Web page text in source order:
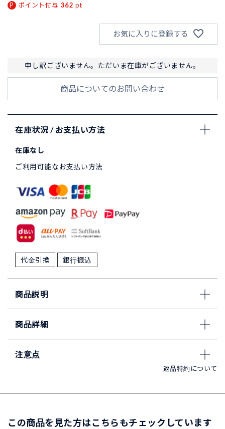
ポイント付与 362 pt
お気に入りに登録する
申し訳ございません。ただいま在庫がございません。
商品についてのお問い合わせ
在庫状況 / お支払い方法
在庫なし
ご利用可能なお支払い方法
代金引換 銀行振込
商品説明
商品詳細
注意点
返品特約について
この商品を見た方はこちらもチェックしています